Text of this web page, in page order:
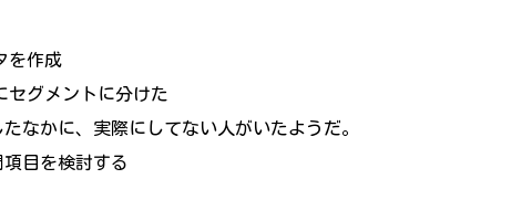
を作成
セグメントに分けた
なかに、実際にしてない人がいたようだ。
目を検討する